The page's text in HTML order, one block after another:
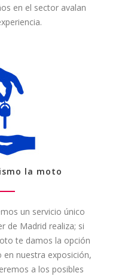
en el sector avalan
la moto
un servicio único
de Madrid realiza; si
te damos la opción
en nuestra exposición,
a los posibles